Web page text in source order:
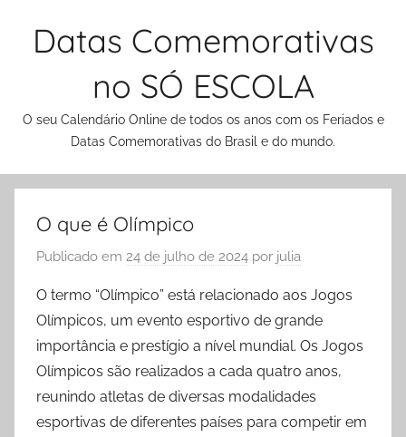
Datas Comemorativas
no SÓ ESCOLA
O seu Calendário Online de todos os anos com os Feriados e
Datas Comemorativas do Brasil e do mundo.
O que é Olímpico
Publicado em 24 de julho de 2024 por julia
O termo “Olímpico” está relacionado aos Jogos
Olímpicos, um evento esportivo de grande
importância e prestígio a nível mundial. Os Jogos
Olímpicos são realizados a cada quatro anos,
reunindo atletas de diversas modalidades
esportivas de diferentes países para competir em